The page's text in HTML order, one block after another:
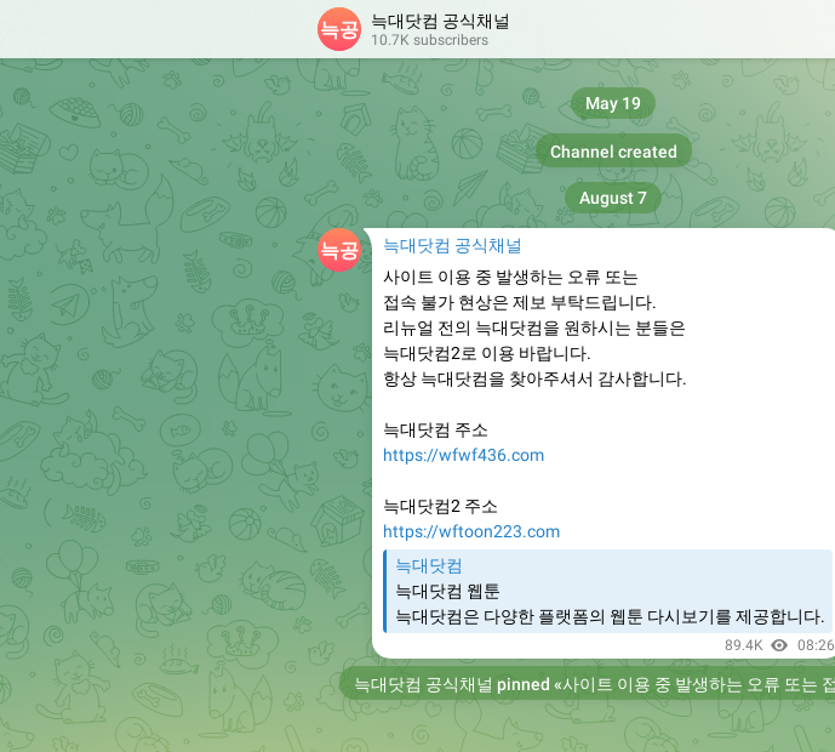
늑대닷컴 공식채널
10.7K subscribers
Channel created
May 19
늑대닷컴 공식채널
사이트 이용 중 발생하는 오류 또는
접속 불가 현상은 제보 부탁드립니다.
리뉴얼 전의 늑대닷컴을 원하시는 분들은
늑대닷컴2로 이용 바랍니다.
항상 늑대닷컴을 찾아주셔서 감사합니다.
늑대닷컴 주소
https://wfwf436.com
늑대닷컴2 주소
https://wftoon223.com
늑대닷컴
늑대닷컴 웹툰
늑대닷컴은 다양한 플랫폼의 웹툰 다시보기를 제공합니다.
89.4K 08:26
August 7
늑대닷컴 공식채널 pinned «